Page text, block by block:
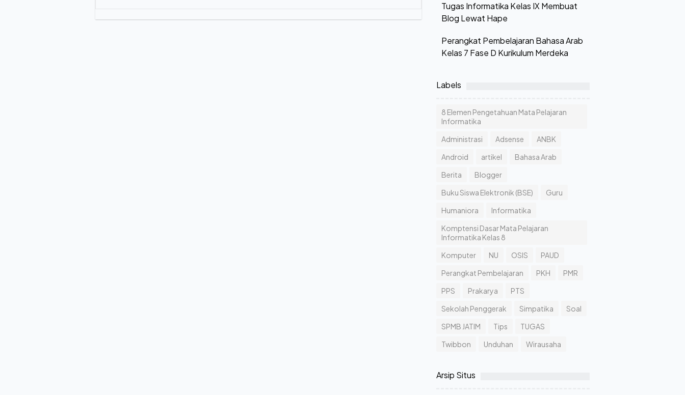
Tugas Informatika Kelas IX Membuat
Blog Lewat Hape
Perangkat Pembelajaran Bahasa Arab
Kelas 7 Fase D Kurikulum Merdeka
Labels
8 Elemen Pengetahuan Mata Pelajaran
Informatika
Administrasi
Adsense
ANBK
Android
artikel
Bahasa Arab
Berita
Blogger
Buku Siswa Elektronik (BSE)
Guru
Humaniora
Informatika
Komptensi Dasar Mata Pelajaran
Informatika Kelas 8
Komputer
NU OSIS
PAUD
Perangkat Pembelajaran
PKH
PMR
PPS
Prakarya
PTS
Sekolah Penggerak
Simpatika
Soal
SPMB JATIM
Tips
TUGAS
Twibbon
Unduhan Wirausaha
Arsip Situs